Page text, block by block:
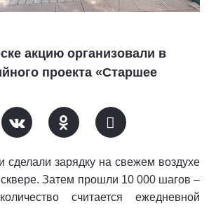
акцию организовали в
проекта «Старшее
сделали зарядку на свежем воздухе
Затем прошли 10 000 шагов –
считается ежедневной